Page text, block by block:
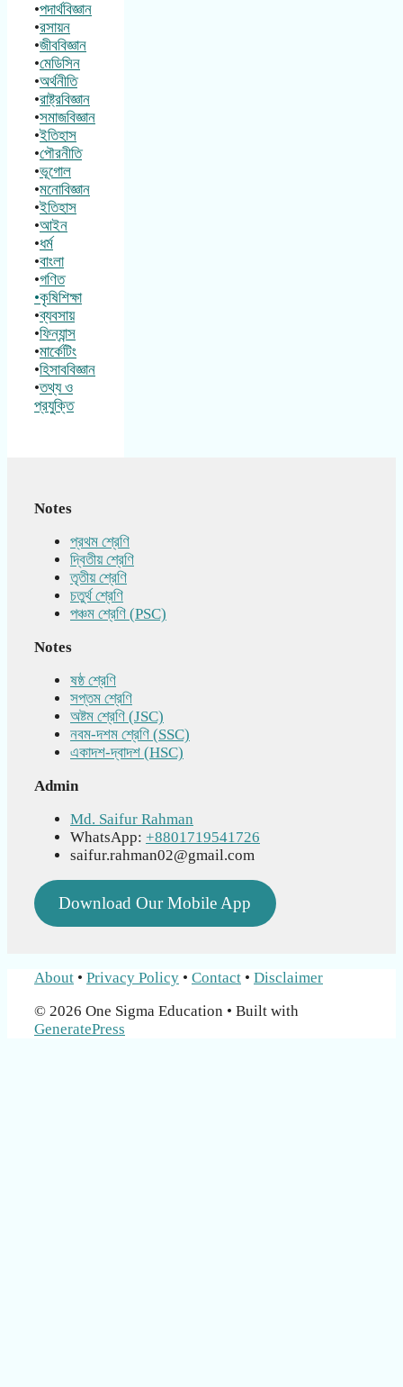
•পদার্থবিজ্ঞান
•রসায়ন
•জীববিজ্ঞান
•মেডিসিন
•অর্থনীতি
•রাষ্ট্রবিজ্ঞান
•সমাজবিজ্ঞান
•ইতিহাস
•পৌরনীতি
•ভূগোল
•মনোবিজ্ঞান
•ইতিহাস
•আইন
•ধর্ম
•বাংলা
•গণিত
•কৃষিশিক্ষা
•ব্যবসায়
•ফিন্যান্স
•মার্কেটিং
•হিসাববিজ্ঞান
•তথ্য ও
প্রযুক্তি
Notes
প্রথম শ্রেণি
দ্বিতীয় শ্রেণি
তৃতীয় শ্রেণি
চতুর্থ শ্রেণি
পঞ্চম শ্রেণি (PSC)
Notes
ষষ্ঠ শ্রেণি
সপ্তম শ্রেণি
অষ্টম শ্রেণি (JSC)
নবম-দশম শ্রেণি (SSC)
একাদশ-দ্বাদশ (HSC)
Admin
Md. Saifur Rahman
WhatsApp: +8801719541726
saifur.rahman02@gmail.com
Download Our Mobile App
About • Privacy Policy • Contact • Disclaimer
© 2026 One Sigma Education • Built with
GeneratePress